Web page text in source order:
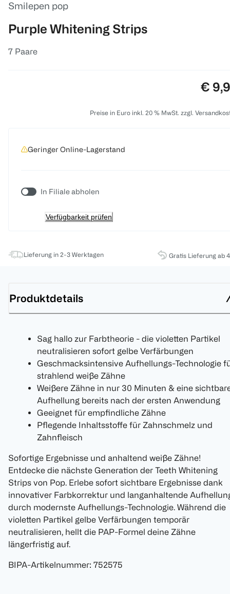
Smilepen pop
Purple Whitening Strips
7 Paare
€
Preise in Euro inkl. 20 % MwSt. zzgl.
Geringer Online-Lagerstand
In Filiale abholen
Verfügbarkeit prüfen
Lieferung in 2-3 Werktagen Gratis Lieferung ab
Produktdetails
Sag hallo zur Farbtheorie - die violetten Partikel
neutralisieren sofort gelbe Verfärbungen
Geschmacksintensive Aufhellungs-Technologie
strahlend weiße Zähne
Weißere Zähne in nur 30 Minuten & eine
Aufhellung bereits nach der ersten Anwendung
Geeignet für empfindliche Zähne
Pflegende Inhaltsstoffe für Zahnschmelz und
Zahnfleisch
Sofortige Ergebnisse und anhaltend weiße Zähne!
Entdecke die nächste Generation der Teeth Whitening
Strips von Pop. Erlebe sofort sichtbare Ergebnisse dank
innovativer Farbkorrektur und langanhaltende
durch modernste Aufhellungs-Technologie. Während die
violetten Partikel gelbe Verfärbungen temporär
neutralisieren, hellt die PAP-Formel deine Zähne
längerfristig auf.
BIPA-Artikelnummer: 752575